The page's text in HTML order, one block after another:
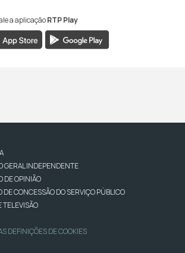
Antena 2
Antena 2
RTP Antena 2
Antena 2
a aplicaçãoRTP Play
GERAL INDEPENDENTE
DE OPINIÃO
DE CONCESSÃO DO SERVIÇO PÚBLICO
TELEVISÃO
DEFINIÇÕES DE COOKIES